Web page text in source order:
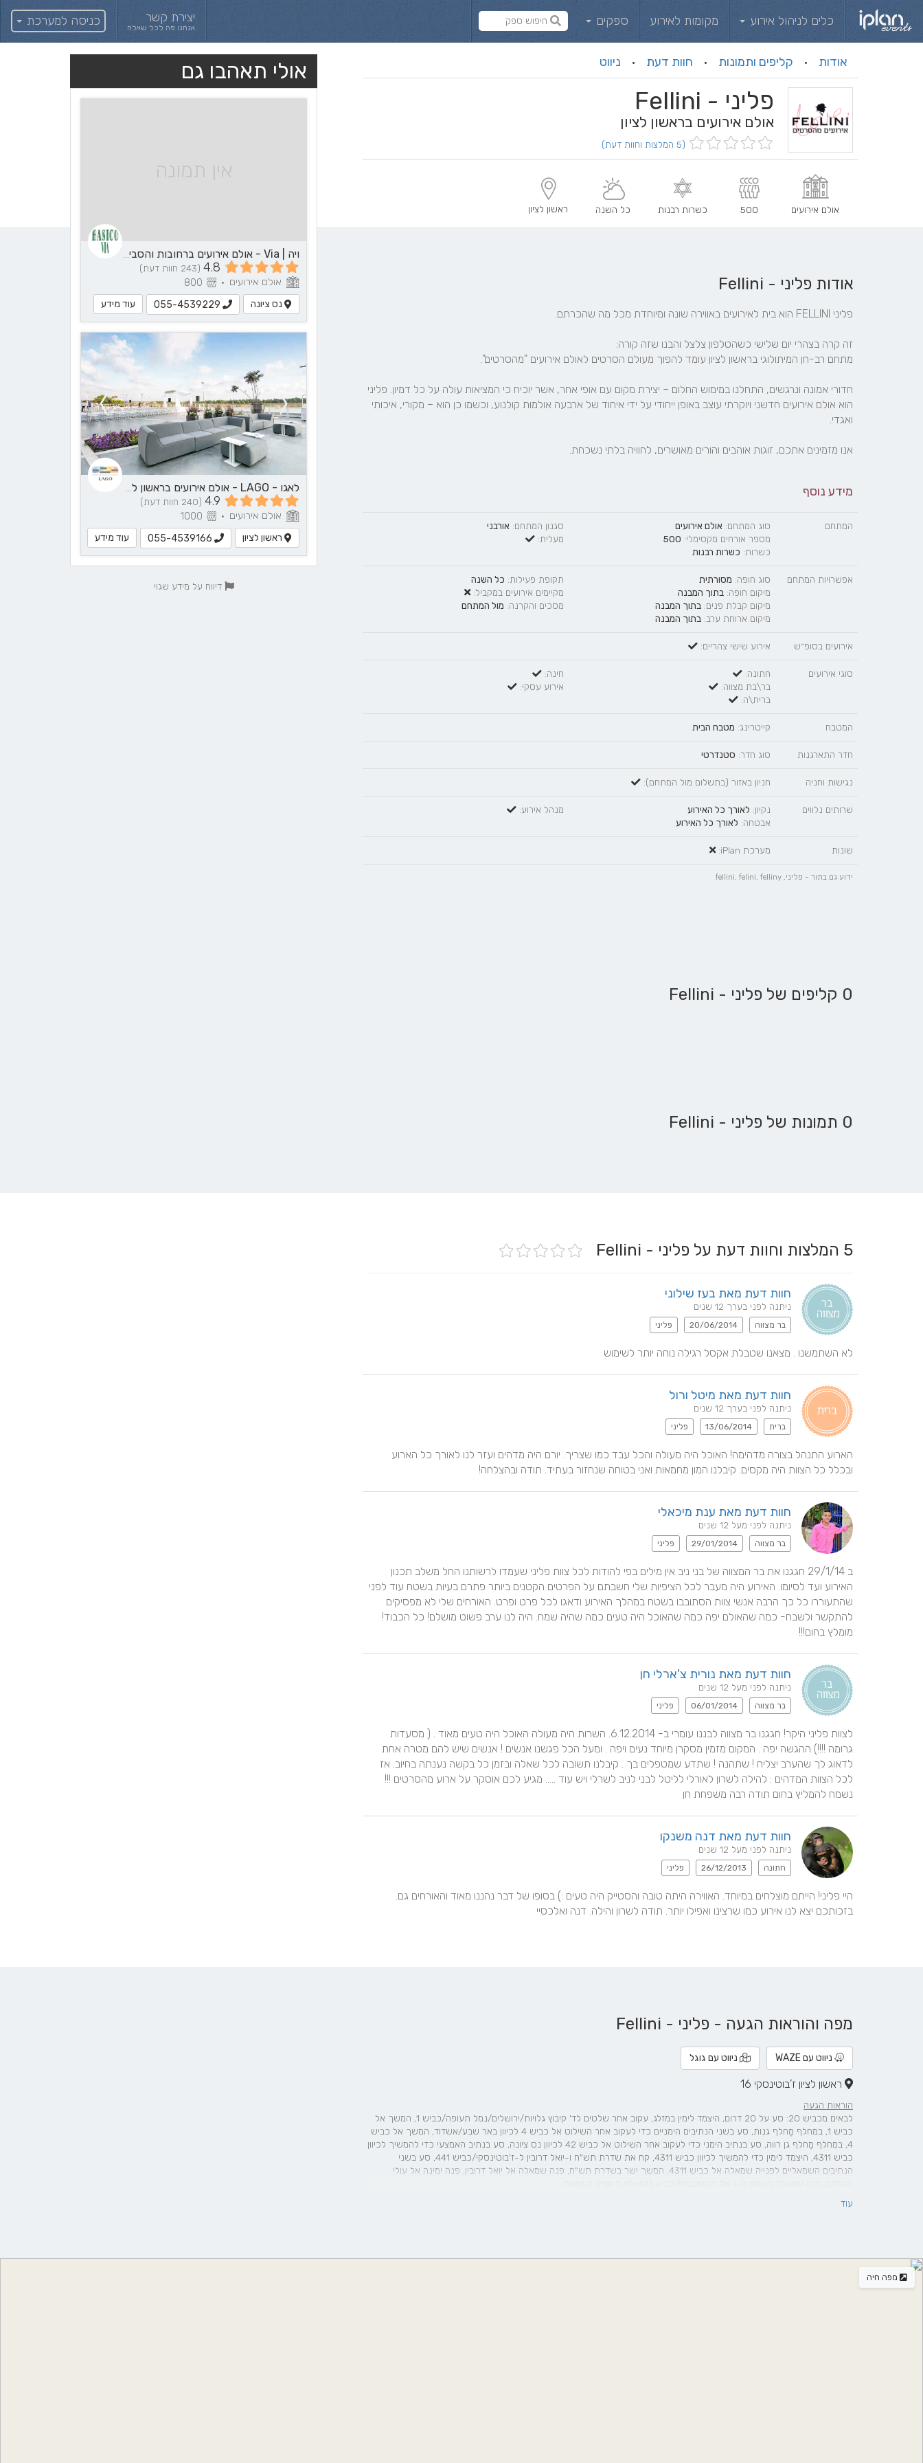
כלים לניהול אירוע מקומות לאירוע ספקים יצירת קשר
אנחנו פה לכל שאלה כניסה למערכת
אודות · קליפים ותמונות · חוות דעת · ניווט אולי תאהבו גם
אין תמונה
ויה | Via - אולם אירועים ברחובות והסביבה
4.8 (243 חוות דעת)
אולם אירועים •
נס ציונה
055-4539229 עוד מידע
לאגו - LAGO - אולם אירועים בראשון לציון
4.9 (240 חוות דעת)
אולם אירועים •
ראשון לציון
055-4539166 עוד מידע
דיווח על מידע שגוי
פליני - Fellini
אולם אירועים בראשון לציון
(5 המלצות וחוות דעת)
אולם אירועים 500 כשרות רבנות כל השנה ראשון לציון
אודות פליני - Fellini
אנו מזמינים אתכם, זוגות אוהבים והורים מאושרים, לחוויה בלתי נשכחת.
מידע נוסף
המתחם סוג המתחם: אולם אירועים
מספר אורחים מקסימלי: 500
כשרות: כשרות רבנות
סגנון המתחם: אורבני
מעלית:
אפשרויות המתחם סוג חופה: מסורתית
מיקום חופה: בתוך המבנה
מיקום קבלת פנים: בתוך המבנה
מיקום ארוחת ערב: בתוך המבנה
תקופת פעילות: כל השנה
מקיימים אירועים במקביל:
מסכים והקרנה: מול המתחם
אירועים בסופ״ש אירוע שישי צהריים:
סוגי אירועים
חתונה:
בר\בת מצווה:
ברית\ה:
חינה:
אירוע עסקי:
המטבח קייטרינג: מטבח הבית
חדר התארגנות סוג חדר: סטנדרטי
נגישות וחניה חניון באזור (בתשלום מול המתחם):
שרותים נלווים נקיון: לאורך כל האירוע
אבטחה: לאורך כל האירוע
מנהל אירוע:
שונות מערכת iPlan:
ידוע גם בתור - פליני, fellini, felini, felliny
0 קליפים של פליני - Fellini
0 תמונות של פליני - Fellini
5 המלצות וחוות דעת על פליני - Fellini
חוות דעת מאת בעז שילוני
ניתנה לפני בערך 12 שנים
בר מצווה 20/06/2014 פליני
לא השתמשנו . מצאנו שטבלת אקסל רגילה נוחה יותר לשימוש
חוות דעת מאת מיטל ורול
ניתנה לפני בערך 12 שנים
ברית 13/06/2014 פליני
ובכלל כל הצוות היה מקסים. קיבלנו המון מחמאות ואני בטוחה שנחזור בעתיד. תודה ובהצלחה!
חוות דעת מאת ענת מיכאלי
ניתנה לפני מעל 12 שנים
בר מצווה 29/01/2014 פליני
מומלץ בחום!!!
חוות דעת מאת נורית צ'ארלי חן
ניתנה לפני מעל 12 שנים
בר מצווה 06/01/2014 פליני
נשמח להמליץ בחום תודה רבה משפחת חן
חוות דעת מאת דנה משנקו
ניתנה לפני מעל 12 שנים
חתונה 26/12/2013 פליני
בזכותכם יצא לנו אירוע כמו שרצינו ואפילו יותר. תודה לשרון והילה. דנה ואלכסיי
מפה והוראות הגעה - פליני - Fellini
ניווט עם WAZE ניווט עם גוגל
ראשון לציון ז’בוטינסקי 16
הוראות הגעה
לבאים מכביש 20: סע על 20 דרום, היצמד לימין במזלג, עקוב אחר שלטים לד' קיבוץ גלויות/ירושלים/נמל תעופה/כביש 1, המשך אל
כביש 1, במחלף מֶחלף גנות, סע בשני הנתיבים הימניים כדי לעקוב אחר השילוט אל כביש 4 לכיוון באר שבע/אשדוד, המשך אל כביש
4, במחלף מֶחלף גן רווה, סע בנתיב הימני כדי לעקוב אחר השילוט אל כביש 42 לכיוון נס ציונה, סע בנתיב האמצעי כדי להמשיך לכיוון
כביש 4311, היצמד לימין כדי להמשיך לכיוון כביש 4311, קח את שדרת תש"ח ו-יואל דרובין ל-ז'בוטינסקי/כביש 441, סע בשני
הנתיבים השמאליים לפנייה שמאלה אל כביש 4311, המשך ישר בשדרת תש"ח, פנה שמאלה אל יואל דרובין, פנה ימינה אל עולי
עוד
מפה חיה